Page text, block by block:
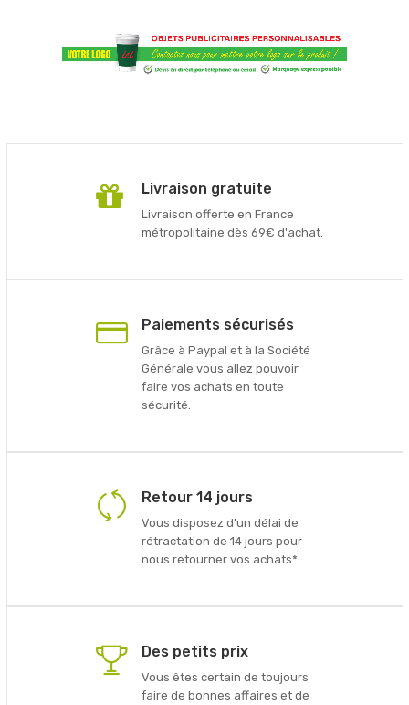
Livraison gratuite
Livraison offerte en France
métropolitaine dès 69€ d'achat.
Paiements sécurisés
Grâce à Paypal et à la Société
Générale vous allez pouvoir
faire vos achats en toute
sécurité.
Retour 14 jours
Vous disposez d'un délai de
rétractation de 14 jours pour
nous retourner vos achats*.
Des petits prix
Vous êtes certain de toujours
faire de bonnes affaires et de